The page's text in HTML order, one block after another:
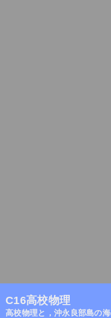
C16高校物理
高校物理と，沖永良部島の